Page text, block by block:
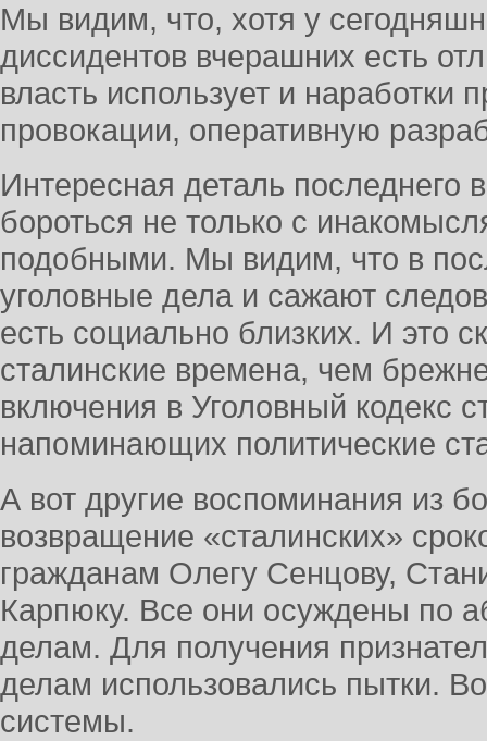
Мы видим, что, хотя у
диссидентов вчерашних есть
власть использует и наработки
провокации, оперативную
Интересная деталь последнего
бороться не только с
подобными. Мы видим, что в
уголовные дела и сажают
есть социально близких. И это
сталинские времена, чем
включения в Уголовный кодекс
напоминающих политические
А вот другие воспоминания из
возвращение «сталинских»
гражданам Олегу Сенцову,
Карпюку. Все они осуждены по
делам. Для получения
делам использовались пытки.
системы.